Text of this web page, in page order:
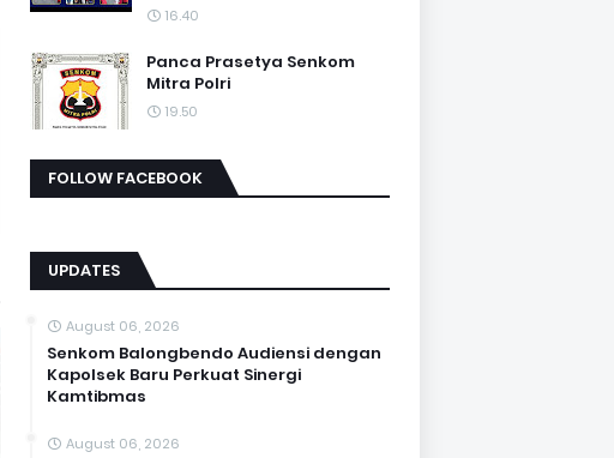
16.40
Panca Prasetya Senkom
Mitra Polri
19.50
FOLLOW FACEBOOK
UPDATES
August 06, 2026
Senkom Balongbendo Audiensi dengan
Kapolsek Baru Perkuat Sinergi
Kamtibmas
August 06, 2026